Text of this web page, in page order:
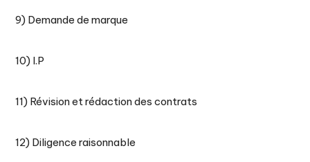
9) Demande de marque
10) I.P
11) Révision et rédaction des contrats
12) Diligence raisonnable